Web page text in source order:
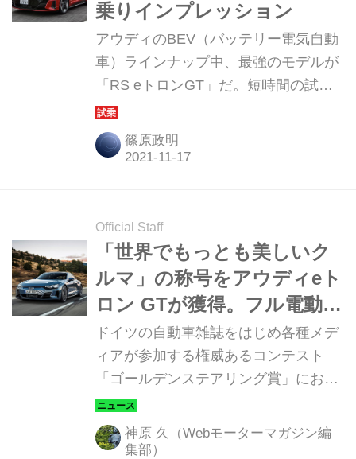
乗りインプレッション
アウディのBEV（バッテリー電気自動
車）ラインナップ中、最強のモデルが
「RS eトロンGT」だ。短時間の試乗
ではパフォーマンスのほんの一端しか
味わうことはできなかったが、まずは
チョイ乗りしたインプレッションをお
篠原政明
Official Staff
「世界でもっとも美しいク
ルマ」の称号をアウディeト
ロン GTが獲得。フル電動プ
レミアムGTが2年連続で栄
冠を戴く
ドイツの自動車雑誌をはじめ各種メデ
ィアが参加する権威あるコンテスト
「ゴールデンステアリング賞」におい
て、アウディのフル電動グランツーリ
スモ「eトロン GT」が「2021年で世
界でもっとも美しいクルマ」に輝い
神原 久（Webモーターマガジン編
集部）